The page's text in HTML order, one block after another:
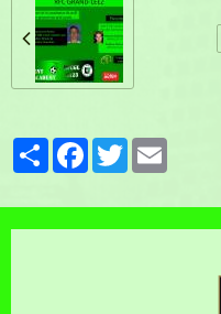
PartagerFacebook
Twitter